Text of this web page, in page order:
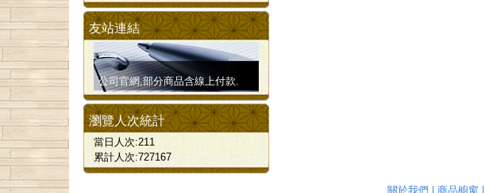
友站連結
公司官網,部分商品含線上付款.
瀏覽人次統計
當日人次:211
累計人次:727167
關於我們 | 商品櫥窗|